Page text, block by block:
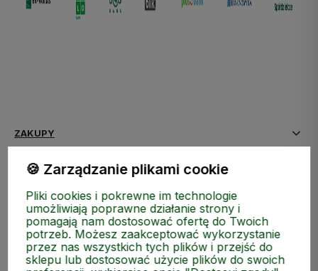
ZAKUPY
MEDIA SPOŁECZNOŚCIOWE
MOJE KONTO
INFORMACJE
🍪 Zarządzanie plikami cookie
Pliki cookies i pokrewne im technologie
umożliwiają poprawne działanie strony i
pomagają nam dostosować ofertę do Twoich
potrzeb. Możesz zaakceptować wykorzystanie
przez nas wszystkich tych plików i przejść do
sklepu lub dostosować użycie plików do swoich